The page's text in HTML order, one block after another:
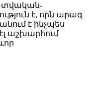
է, որն արագ
է ինչպես
աշխարհում